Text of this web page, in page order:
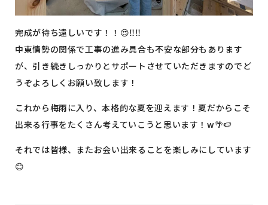
完成が待ち遠しいです！！😍‼️‼️
中東情勢の関係で工事の進み具合も不安な部分もあります
が、引き続きしっかりとサポートさせていただきますのでど
うぞよろしくお願い致します！
これから梅雨に入り、本格的な夏を迎えます！夏だからこそ
出来る行事をたくさん考えていこうと思います！w🌴🍉
それでは皆様、またお会い出来ることを楽しみにしています
😊